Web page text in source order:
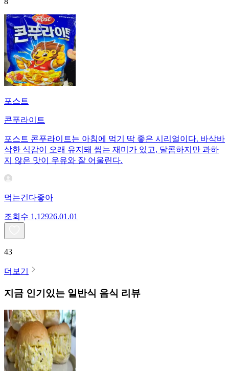
포스트
콘푸라이트
포스트 콘푸라이트는 아침에 먹기 딱 좋은 시리얼이다. 바삭바
삭한 식감이 오래 유지돼 씹는 재미가 있고, 달콤하지만 과하
지 않은 맛이 우유와 잘 어울린다.
먹는건다좋아
조회수 1,12926.01.01
43
더보기
지금 인기있는 일반식 음식 리뷰